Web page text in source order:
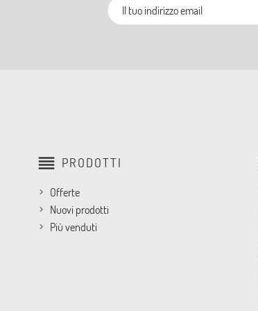
reorder PRODOTTI
Offerte
Nuovi prodotti
Più venduti